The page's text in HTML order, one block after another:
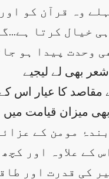
وہ قرآن کو
خیال کرتا
وحدت پیدا ہو
کا عیار اس
بھی میزان قیامت
مومن کے
کے علاوہ اور
کی قدرت اور